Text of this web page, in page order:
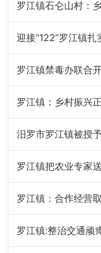
迎接“122”罗江镇扎
罗江镇禁毒办联合
汨罗市罗江镇被授
罗江镇把农业专家